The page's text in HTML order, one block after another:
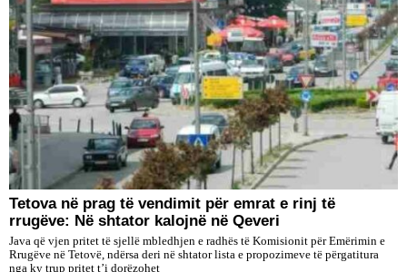
Tetova në prag të vendimit për emrat e rinj të
rrugëve: Në shtator kalojnë në Qeveri
Java që vjen pritet të sjellë mbledhjen e radhës të Komisionit për Emërimin e
Rrugëve në Tetovë, ndërsa deri në shtator lista e propozimeve të përgatitura
nga ky trup pritet t’i dorëzohet